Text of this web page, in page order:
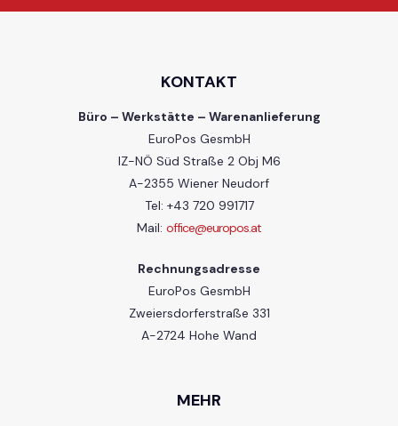
KONTAKT
Büro – Werkstätte – Warenanlieferung
EuroPos GesmbH
IZ-NÖ Süd Straße 2 Obj M6
A-2355 Wiener Neudorf
Tel: +43 720 991717
Mail: office@europos.at
Rechnungsadresse
EuroPos GesmbH
Zweiersdorferstraße 331
A-2724 Hohe Wand
MEHR